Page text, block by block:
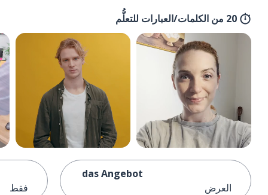
20 من الكلمات/العبارات للتعلُّم
das Angebot
العرض
فقط